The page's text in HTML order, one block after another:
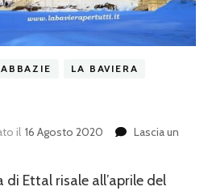
LA BAVIERA
il 16 Agosto 2020
Lascia un
di Ettal risale all’aprile del